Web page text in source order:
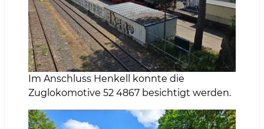
Im Anschluss Henkell konnte die
Zuglokomotive 52 4867 besichtigt werden.